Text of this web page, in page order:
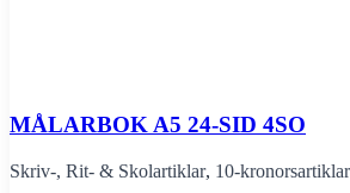
MÅLARBOK A5 24-SID 4SO
Skriv-, Rit- & Skolartiklar, 10-kronorsartiklar